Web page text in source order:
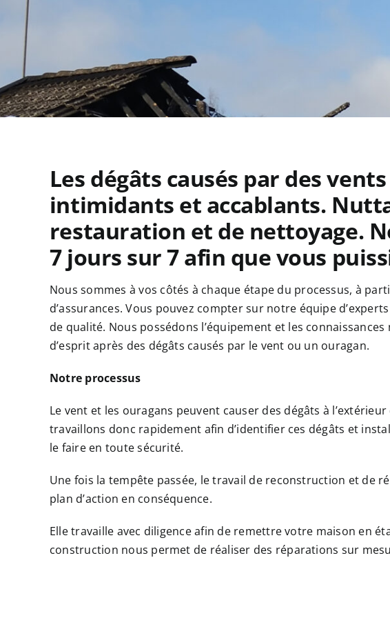
Les dégâts causés par des
intimidants et accablants.
restauration et de nettoyage.
7 jours sur 7 afin que vous
Nous sommes à vos côtés à chaque étape du processus, à
d’assurances. Vous pouvez compter sur notre équipe
de qualité. Nous possédons l’équipement et les
d’esprit après des dégâts causés par le vent ou un ouragan.
Notre processus
Le vent et les ouragans peuvent causer des dégâts à
travaillons donc rapidement afin d’identifier ces dégâts et
le faire en toute sécurité.
Une fois la tempête passée, le travail de reconstruction et de
plan d’action en conséquence.
Elle travaille avec diligence afin de remettre votre maison en
construction nous permet de réaliser des réparations sur